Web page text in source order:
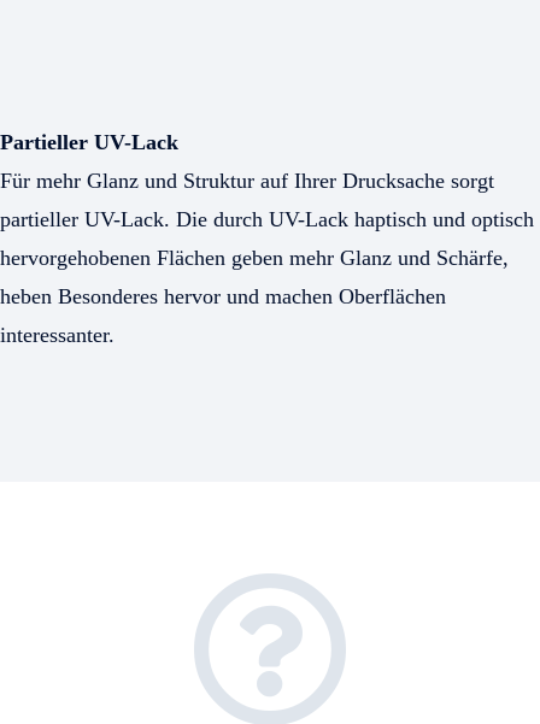
Partieller UV-Lack
Für mehr Glanz und Struktur auf Ihrer Drucksache sorgt
partieller UV-Lack. Die durch UV-Lack haptisch und optisch
hervorgehobenen Flächen geben mehr Glanz und Schärfe,
heben Besonderes hervor und machen Oberflächen
interessanter.